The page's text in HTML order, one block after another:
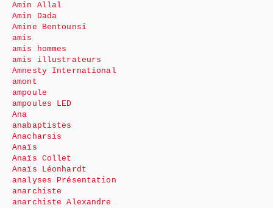
Amin Allal
Amin Dada
Amine Bentounsi
amis
amis hommes
amis illustrateurs
Amnesty International
amont
ampoule
ampoules LED
Ana
anabaptistes
Anacharsis
Anaïs
Anaïs Collet
Anaïs Léonhardt
analyses Présentation
anarchiste
anarchiste Alexandre